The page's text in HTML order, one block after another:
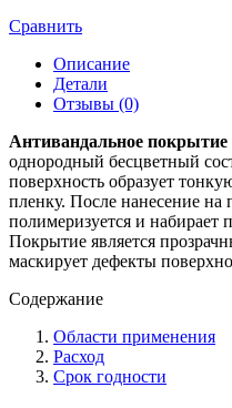
Сравнить
Описание
Детали
Отзывы (0)
Антивандальное
однородный бесцветный
поверхность образует
пленку. После нанесение на
полимеризуется и набирает
Покрытие является
маскирует дефекты
Содержание
Области применения
Расход
Срок годности